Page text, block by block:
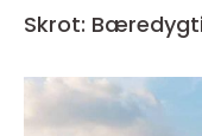
Skrot: